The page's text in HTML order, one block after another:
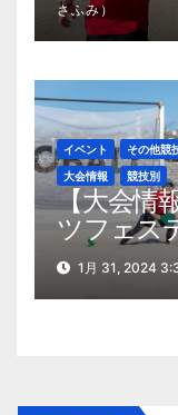
さふみ）
イベント その他競
大会情報
競技別
【大会情
ツフェス
2024（
1月 31, 2024